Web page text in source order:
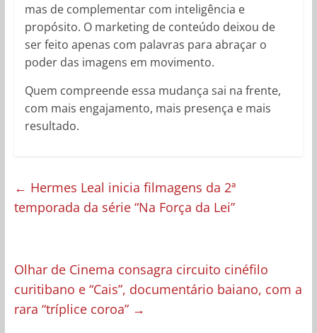
mas de complementar com inteligência e
propósito. O marketing de conteúdo deixou de
ser feito apenas com palavras para abraçar o
poder das imagens em movimento.
Quem compreende essa mudança sai na frente,
com mais engajamento, mais presença e mais
resultado.
← Hermes Leal inicia filmagens da 2ª
temporada da série “Na Força da Lei”
Olhar de Cinema consagra circuito cinéfilo
curitibano e “Cais”, documentário baiano, com a
rara “tríplice coroa” →